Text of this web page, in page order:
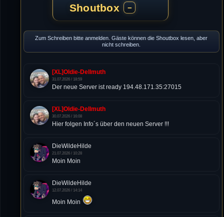
Shoutbox −
Zum Schreiben bitte anmelden. Gäste können die Shoutbox lesen, aber
nicht schreiben.
[XL]Oldie-Dellmuth
31.07.2026 / 18:59
Der neue Server ist ready 194.48.171.35:27015
[XL]Oldie-Dellmuth
30.07.2026 / 16:08
Hier folgen Info´s über den neuen Server !!!
DieWildeHilde
21.07.2026 / 10:28
Moin Moin
DieWildeHilde
12.07.2026 / 14:14
Moin Moin